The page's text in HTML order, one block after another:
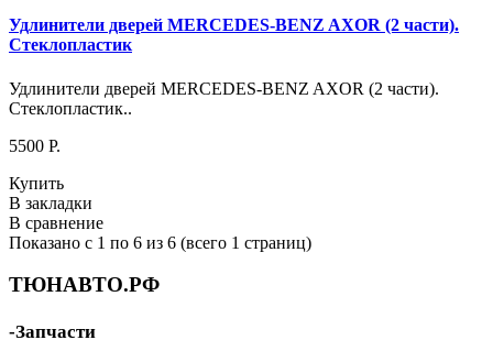
Удлинители дверей MERCEDES-BENZ AXOR (2 части).
Стеклопластик
Удлинители дверей MERCEDES-BENZ AXOR (2 части).
Стеклопластик..
5500 P.
Купить
В закладки
В сравнение
Показано с 1 по 6 из 6 (всего 1 страниц)
ТЮНАВТО.РФ
-Запчасти